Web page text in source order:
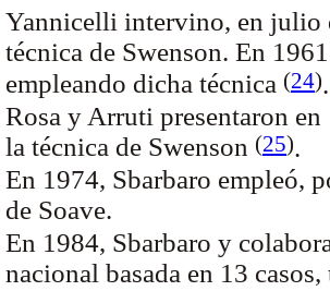
Yannicelli intervino, en julio
técnica de Swenson. En
empleando dicha técnica (24).
Rosa y Arruti presentaron
la técnica de Swenson (25).
En 1974, Sbarbaro empleó,
de Soave.
En 1984, Sbarbaro y
nacional basada en 13